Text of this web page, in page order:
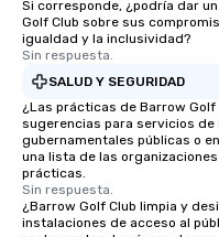
Si corresponde, ¿podría dar
Golf Club sobre sus
igualdad y la inclusividad?
Sin respuesta.
SALUD Y SEGURIDAD
¿Las prácticas de Barrow
sugerencias para servicios de
gubernamentales públicas o
una lista de las
prácticas.
Sin respuesta.
¿Barrow Golf Club limpia y
instalaciones de acceso al